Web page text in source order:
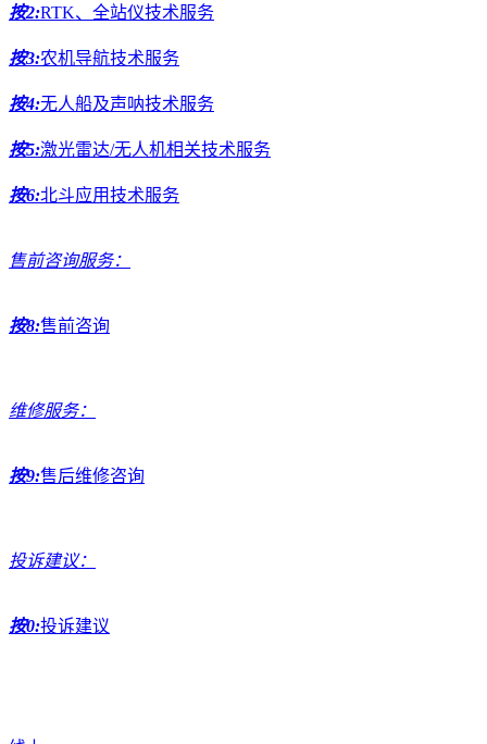
按2:RTK、全站仪技术服务
按3:农机导航技术服务
按4:无人船及声呐技术服务
按5:激光雷达/无人机相关技术服务
按6:北斗应用技术服务
售前咨询服务：
按8:售前咨询
维修服务：
按9:售后维修咨询
投诉建议：
按0:投诉建议